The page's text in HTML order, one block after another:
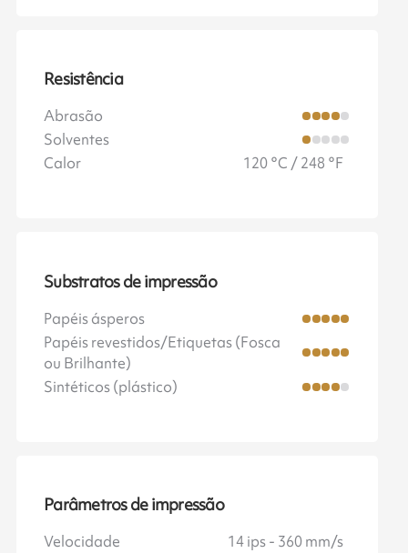
Resistência
Abrasão
Solventes
Calor
120 °C / 248 °F
Substratos de impressão
Papéis ásperos
Papéis revestidos/Etiquetas (Fosca
ou Brilhante)
Sintéticos (plástico)
Parâmetros de impressão
Velocidade
14 ips - 360 mm/s